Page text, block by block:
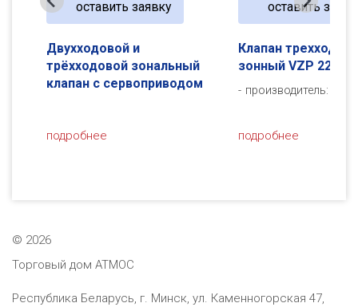
Клапан трехходовой
зонный VZP 220-230-1P
производитель:REGULUS
подробнее
оставить заявку
Клапан
зонный VZP 325-
производитель:
подробнее
оставить
© 2026
Торговый дом АТМОС
Республика Беларусь, г. Минск, ул. Каменногорская 47,